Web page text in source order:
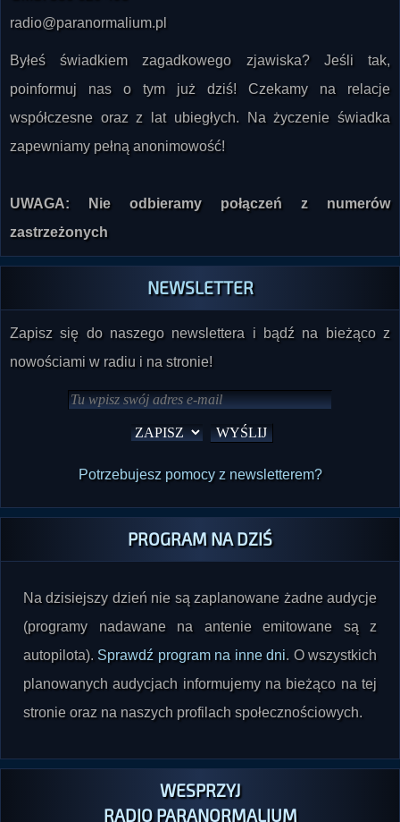
radio@paranormalium.pl
Byłeś świadkiem zagadkowego zjawiska? Jeśli tak,
poinformuj nas o tym już dziś! Czekamy na relacje
współczesne oraz z lat ubiegłych. Na życzenie świadka
zapewniamy pełną anonimowość!
UWAGA: Nie odbieramy połączeń z numerów
zastrzeżonych
NEWSLETTER
Zapisz się do naszego newslettera i bądź na bieżąco z
nowościami w radiu i na stronie!
Potrzebujesz pomocy z newsletterem?
PROGRAM NA DZIŚ
Na dzisiejszy dzień nie są zaplanowane żadne audycje
(programy nadawane na antenie emitowane są z
autopilota). Sprawdź program na inne dni. O wszystkich
planowanych audycjach informujemy na bieżąco na tej
stronie oraz na naszych profilach społecznościowych.
WESPRZYJ
RADIO PARANORMALIUM